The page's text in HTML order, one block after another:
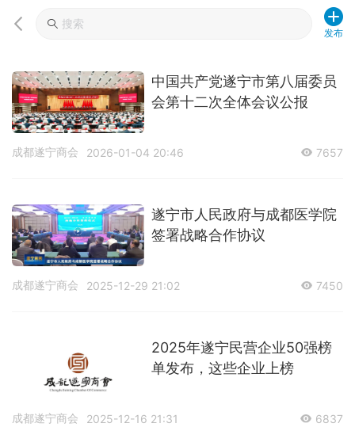
发布
中国共产党遂宁市第八届委员
会第十二次全体会议公报
成都遂宁商会 2026-01-04 20:46 7657
遂宁市人民政府与成都医学院
签署战略合作协议
成都遂宁商会 2025-12-29 21:02 7450
2025年遂宁民营企业50强榜
单发布，这些企业上榜
成都遂宁商会 2025-12-16 21:31 6837